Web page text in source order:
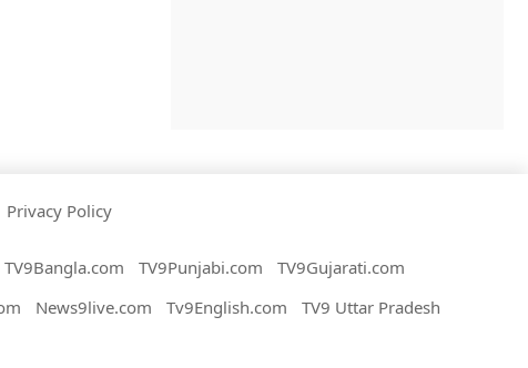
Privacy Policy
TV9Bangla.com TV9Punjabi.com
TV9Gujarati.com
News9live.com Tv9English.com
TV9 Uttar Pradesh